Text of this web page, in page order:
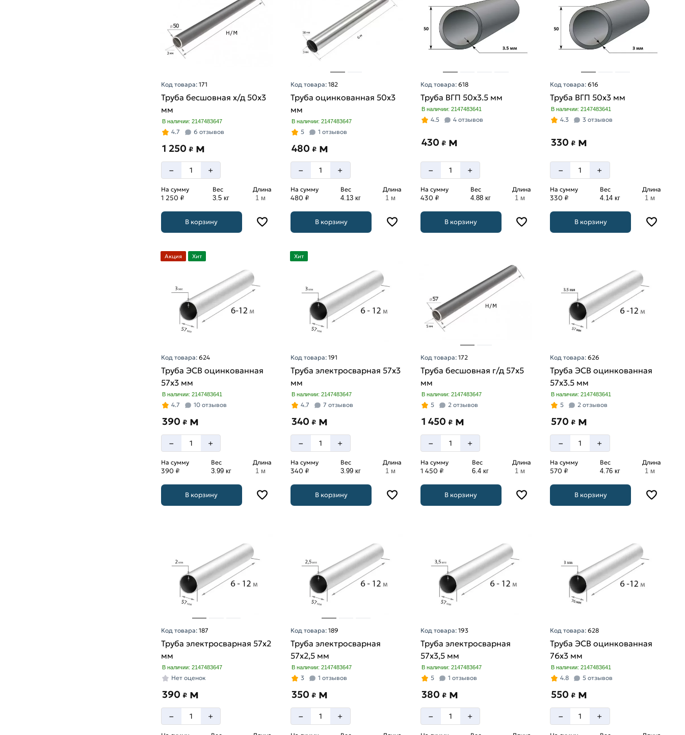
Код товара: 171
Труба бесшовная х/д 50х3
мм
В наличии: 2147483647
4.7 6 отзывов
1 250 ₽ м
– +
На сумму
1 250 ₽
Вес
3.5 кг
Длина
1 м
В корзину
Код товара:182
Труба оцинкованная 50х3
мм
В наличии: 2147483647
5 1 отзывов
480₽ м
– +
На сумму
480 ₽
Вес
4.13 кг
Длина
1 м
В корзину
Код товара: 618
Труба ВГП 50х3.5 мм
В наличии: 2147483641
4.5 4 отзывов
430 ₽ м
– +
На сумму
430 ₽
Вес
4.88 кг
Длина
1 м
В корзину
Код товара:616
Труба ВГП 50х3 мм
В наличии: 2147483641
4.3 3 отзывов
330₽ м
– +
На сумму
330 ₽
Вес
4.14 кг
Длина
1 м
В корзину
Акция Хит
Код товара: 624
Труба ЭСВ оцинкованная
57х3 мм
В наличии: 2147483641
4.7 10 отзывов
390 ₽ м
– +
На сумму
390 ₽
Вес
3.99 кг
Длина
1 м
В корзину
Хит
Код товара:191
Труба электросварная 57х3
мм
В наличии: 2147483647
4.7 7 отзывов
340₽ м
– +
На сумму
340 ₽
Вес
3.99 кг
Длина
1 м
В корзину
Код товара: 172
Труба бесшовная г/д 57х5
мм
В наличии: 2147483647
5 2 отзывов
1 450 ₽ м
– +
На сумму
1 450 ₽
Вес
6.4 кг
Длина
1 м
В корзину
Код товара:626
Труба ЭСВ оцинкованная
57х3.5 мм
В наличии: 2147483641
5 2 отзывов
570₽ м
– +
На сумму
570 ₽
Вес
4.76 кг
Длина
1 м
В корзину
Код товара: 187
Труба электросварная 57х2
мм
В наличии: 2147483647
Нет оценок
390 ₽ м
– +
Код товара:189
Труба электросварная
57х2,5 мм
В наличии: 2147483647
3 1 отзывов
350₽ м
– +
Код товара: 193
Труба электросварная
57х3,5 мм
В наличии: 2147483647
5 1 отзывов
380 ₽ м
– +
Код товара:628
Труба ЭСВ оцинкованная
76х3 мм
В наличии: 2147483641
4.8 5 отзывов
550₽ м
– +